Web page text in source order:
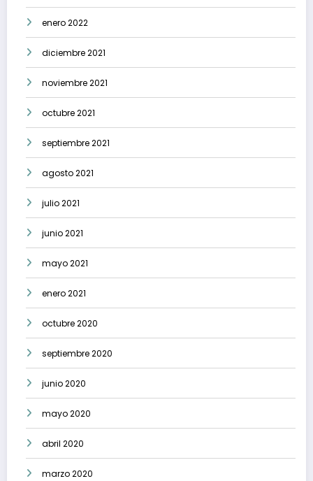
enero 2022
diciembre 2021
noviembre 2021
octubre 2021
septiembre 2021
agosto 2021
julio 2021
junio 2021
mayo 2021
enero 2021
octubre 2020
septiembre 2020
junio 2020
mayo 2020
abril 2020
marzo 2020